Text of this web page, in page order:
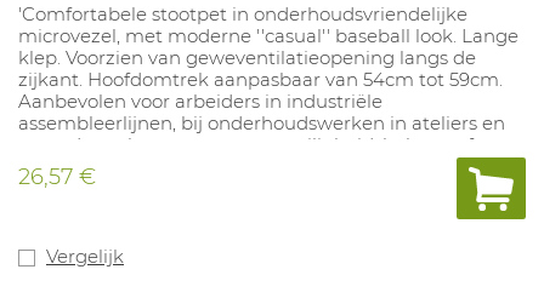
'Comfortabele stootpet in onderhoudsvriendelijke
microvezel, met moderne ''casual'' baseball look. Lange
klep. Voorzien van geweventilatieopening langs de
zijkant. Hoofdomtrek aanpasbaar van 54cm tot 59cm.
Aanbevolen voor arbeiders in industriële
assembleerlijnen, bij onderhoudswerken in ateliers en
op andere plaatsen waar een veiligheidshelm conform
EN 397 niet verplicht is. Kleuren: blauw, rood, groen,
zwart, navy blauw.
26,57 €
Vergelijk